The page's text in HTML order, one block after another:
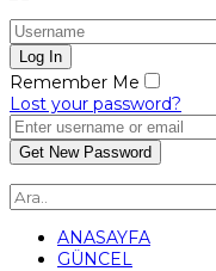
Remember Me
Lost your password?
ANASAYFA
GÜNCEL